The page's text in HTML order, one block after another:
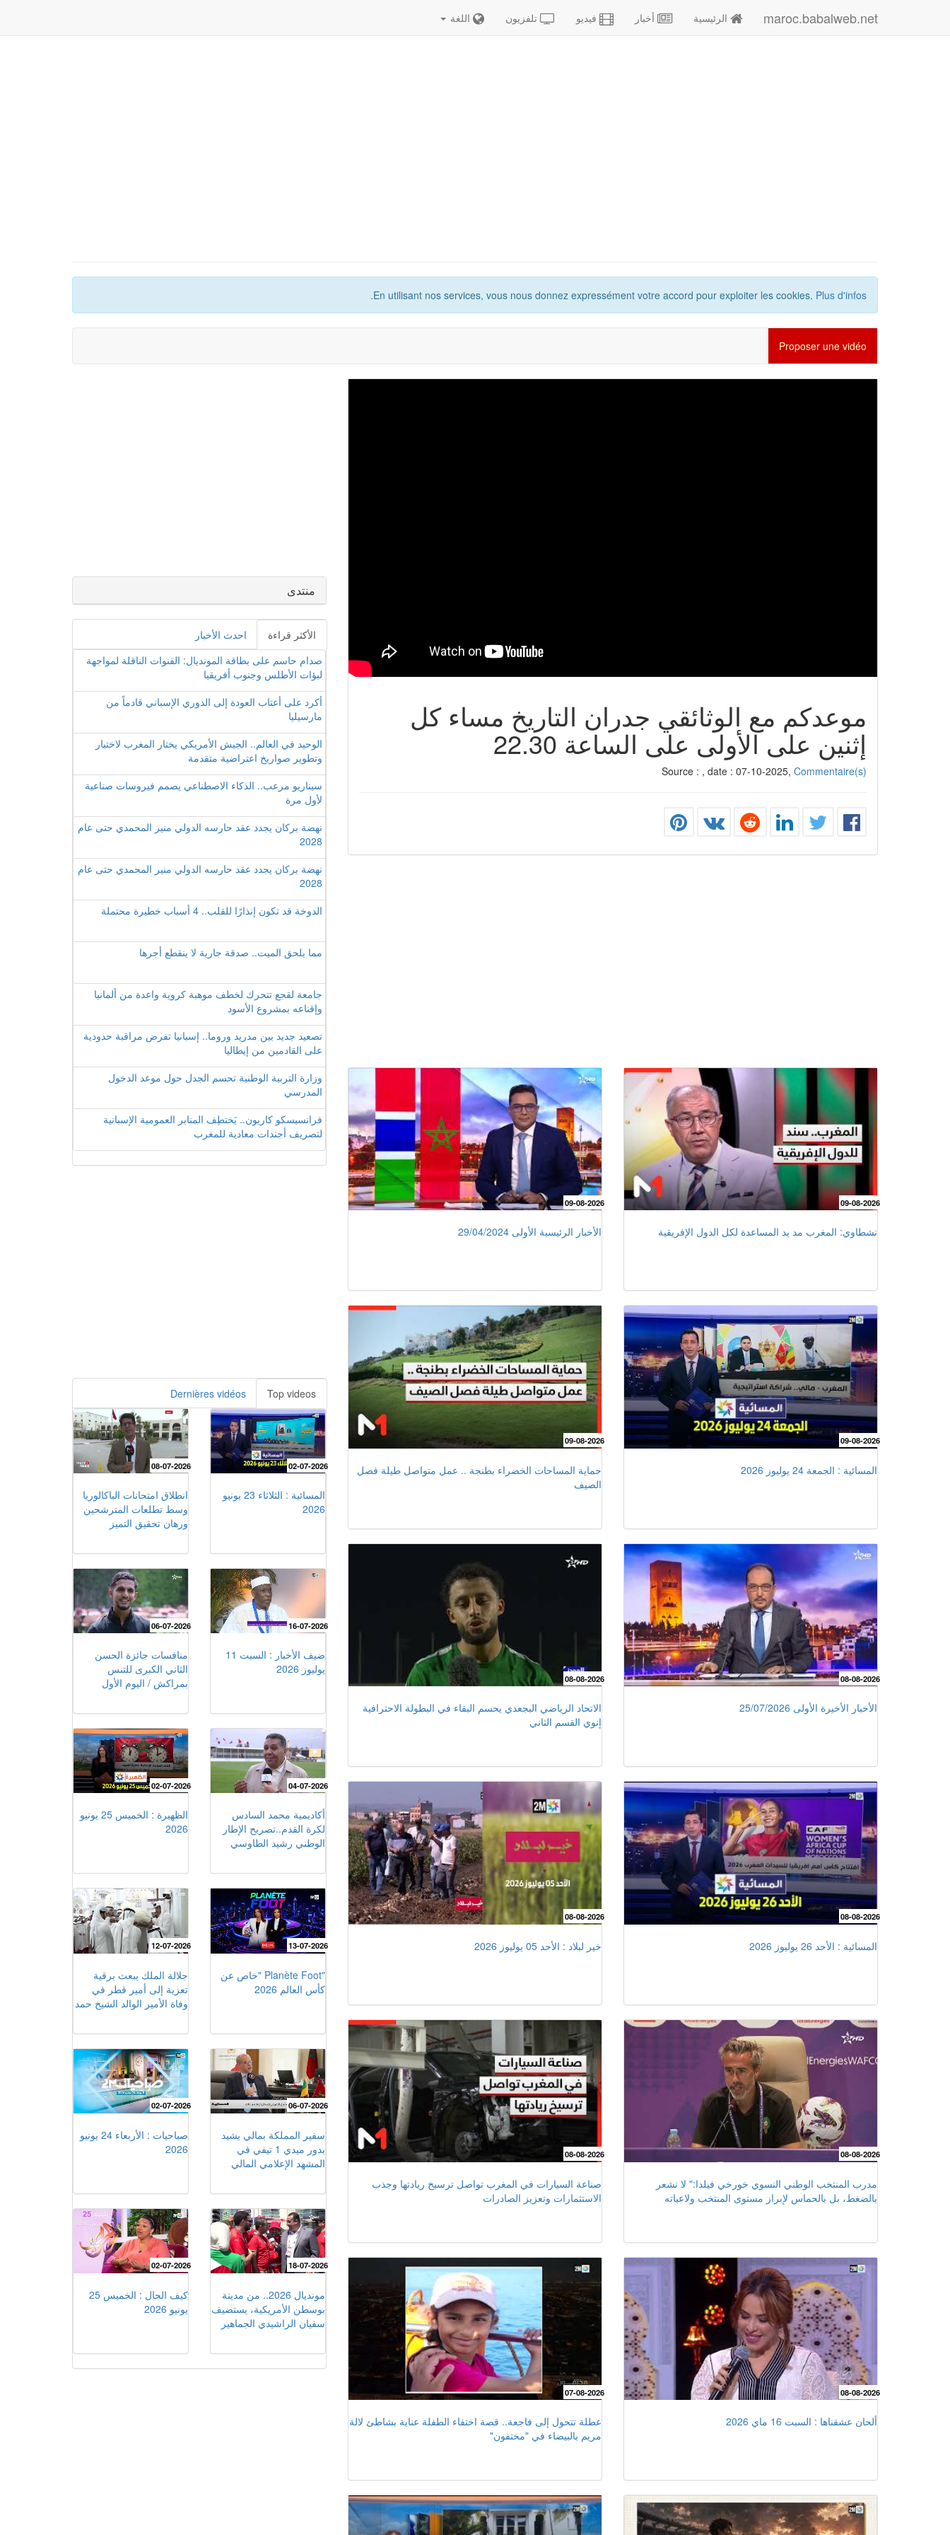
maroc.babalweb.net الرئيسية أخبار فيديو تلفزيون اللغة
En utilisant nos services, vous nous donnez expressément votre accord pour exploiter les cookies. Plus d'infos.
Proposer une vidéo
موعدكم مع الوثائقي جدران التاريخ مساء كل
إثنين على الأولى على الساعة 22.30
Source : , date : 07-10-2025, Commentaire(s)
09-08-2026
نشطاوي: المغرب مد يد المساعدة لكل الدول الإفريقية
09-08-2026
الأخبار الرئيسية الأولى 29/04/2024
09-08-2026
المسائية : الجمعة 24 يوليوز 2026
09-08-2026
حماية المساحات الخضراء بطنجة .. عمل متواصل طيلة فصل
الصيف
08-08-2026
الأخبار الأخيرة الأولى 25/07/2026
08-08-2026
الاتحاد الرياضي البجعدي يحسم البقاء في البطولة الاحترافية
إنوي القسم الثاني
08-08-2026
المسائية : الأحد 26 يوليوز 2026
08-08-2026
خير لبلاد : الأحد 05 يوليوز 2026
08-08-2026
مدرب المنتخب الوطني النسوي خورخي فيلدا:" لا نشعر
بالضغط، بل بالحماس لإبراز مستوى المنتخب ولاعباته
08-08-2026
صناعة السيارات في المغرب تواصل ترسيخ ريادتها وجذب
الاستثمارات وتعزيز الصادرات
08-08-2026
ألحان عشقناها : السبت 16 ماي 2026
07-08-2026
عطلة تتحول إلى فاجعة.. قصة اختفاء الطفلة عناية بشاطئ لالة
مريم بالبيضاء في "مختفون"
منتدى
الأكثر قراءة
احدث الأخبار
صدام حاسم على بطاقة المونديال: القنوات الناقلة لمواجهة
لبؤات الأطلس وجنوب أفريقيا
أكرد على أعتاب العودة إلى الدوري الإسباني قادماً من
مارسيليا
الوحيد في العالم.. الجيش الأمريكي يختار المغرب لاختبار
وتطوير صواريخ اعتراضية متقدمة
سيناريو مرعب.. الذكاء الاصطناعي يصمم فيروسات صناعية
لأول مرة
نهضة بركان يجدد عقد حارسه الدولي منير المحمدي حتى عام
2028
نهضة بركان يجدد عقد حارسه الدولي منير المحمدي حتى عام
2028
الدوخة قد تكون إنذارًا للقلب.. 4 أسباب خطيرة محتملة
مما يلحق الميت.. صدقة جارية لا ينقطع أجرها
جامعة لقجع تتحرك لخطف موهبة كروية واعدة من ألمانيا
وإقناعه بمشروع الأسود
تصعيد جديد بين مدريد وروما.. إسبانيا تفرض مراقبة حدودية
على القادمين من إيطاليا
وزارة التربية الوطنية تحسم الجدل حول موعد الدخول
المدرسي
فرانسيسكو كاريون.. يَختطِف المنابر العمومية الإسبانية
لتصريف أجندات معادية للمغرب
Top videos
Dernières vidéos
02-07-2026
المسائية : الثلاثاء 23 يونيو
2026
08-07-2026
انطلاق امتحانات الباكالوريا
وسط تطلعات المترشحين
ورهان تحقيق التميز
16-07-2026
ضيف الأخبار : السبت 11
يوليوز 2026
06-07-2026
منافسات جائزة الحسن
الثاني الكبرى للتنس
بمراكش / اليوم الأول
04-07-2026
أكاديمية محمد السادس
لكرة القدم..تصريح الإطار
الوطني رشيد الطاوسي
02-07-2026
الظهيرة : الخميس 25 يونيو
2026
13-07-2026
"Planète Foot "خاص عن
كأس العالم 2026
12-07-2026
جلالة الملك يبعث برقية
تعزية إلى أمير قطر في
وفاة الأمير الوالد الشيخ حمد
06-07-2026
سفير المملكة بمالي يشيد
بدور ميدي 1 تيفي في
المشهد الإعلامي المالي
02-07-2026
صباحيات : الأربعاء 24 يونيو
2026
18-07-2026
مونديال 2026.. من مدينة
بوسطن الأمريكية، يستضيف
سفيان الراشيدي الجماهير
02-07-2026
كيف الحال : الخميس 25
يونيو 2026